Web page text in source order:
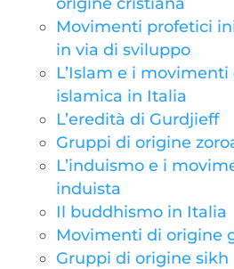
Movimenti profetici
in via di sviluppo
L’Islam e i
islamica in Italia
L’eredità di Gurdjieff
Gruppi di origine
L’induismo e i
induista
Il buddhismo in Italia
Movimenti di origine
Gruppi di origine sikh